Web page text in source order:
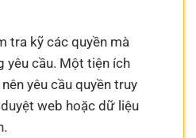
tra kỹ các quyền mà
yêu cầu. Một tiện ích
yêu cầu quyền truy
web hoặc dữ liệu